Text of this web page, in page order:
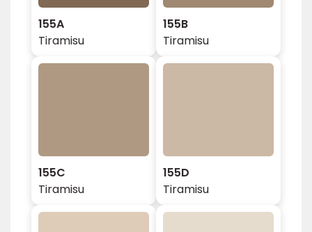
155A
Tiramisu
155B
Tiramisu
155C
Tiramisu
155D
Tiramisu